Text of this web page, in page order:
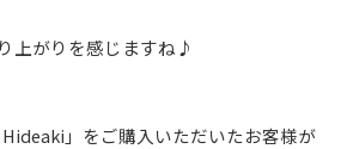
上がりを感じますね♪
」をご購入いただいたお客様が